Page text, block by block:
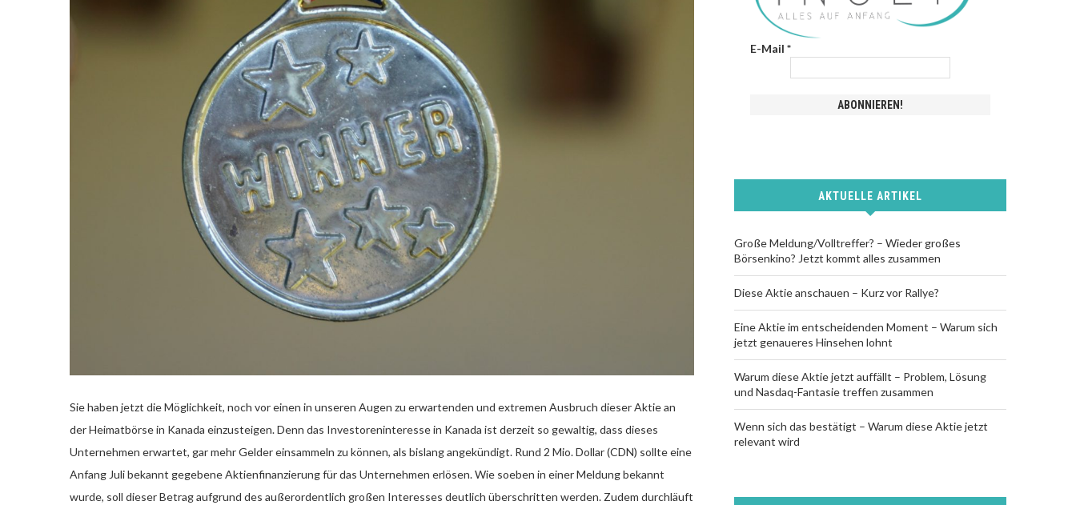
Sie haben jetzt die Möglichkeit, noch vor einen in unseren Augen zu erwartenden und extremen Ausbruch dieser Aktie an
der Heimatbörse in Kanada einzusteigen. Denn das Investoreninteresse in Kanada ist derzeit so gewaltig, dass dieses
Unternehmen erwartet, gar mehr Gelder einsammeln zu können, als bislang angekündigt. Rund 2 Mio. Dollar (CDN) sollte eine
Anfang Juli bekannt gegebene Aktienfinanzierung für das Unternehmen erlösen. Wie soeben in einer Meldung bekannt
wurde, soll dieser Betrag aufgrund des außerordentlich großen Interesses deutlich überschritten werden. Zudem durchläuft
E-Mail *
AKTUELLE ARTIKEL
Große Meldung/Volltreffer? – Wieder großes
Börsenkino? Jetzt kommt alles zusammen
Diese Aktie anschauen – Kurz vor Rallye?
Eine Aktie im entscheidenden Moment – Warum sich
jetzt genaueres Hinsehen lohnt
Warum diese Aktie jetzt auffällt – Problem, Lösung
und Nasdaq-Fantasie treffen zusammen
Wenn sich das bestätigt – Warum diese Aktie jetzt
relevant wird